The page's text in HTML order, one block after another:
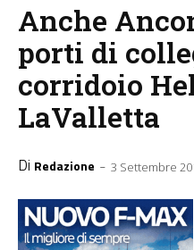
Anche
porti di
corridoio
LaValletta
Di Redazione - 3 Settembre